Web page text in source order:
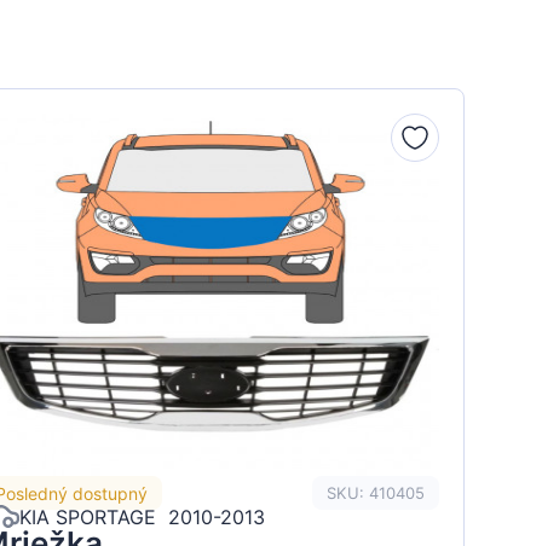
dostupný SKU: 410405
KIA SPORTAGE 2010-2013